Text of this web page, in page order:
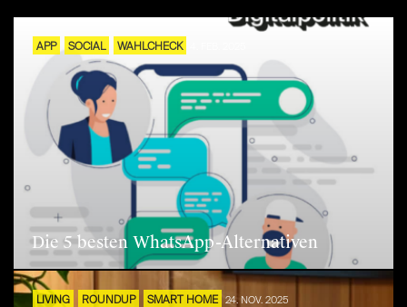
APP SOCIAL WAHLCHECK
Die 5 besten WhatsApp-Alternativen
LIVING ROUNDUP SMART HOME 24. NOV. 2025